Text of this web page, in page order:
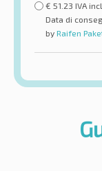
€ 51.23 IVA
Data di
by Raifen